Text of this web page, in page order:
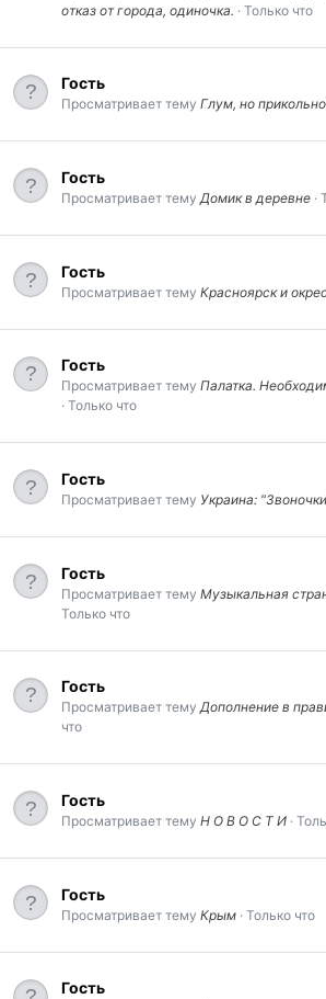
отказ от города, одиночка.
Только что
Гость
Просматривает тему Глум, но
Гость
Просматривает темуДомик в деревне
Гость
Просматривает тему Красноярск и
Гость
Просматривает тему Палатка.
Только что
Гость
Просматривает тему Украина:
Гость
Просматривает тему Музыкальная
Только что
Гость
Просматривает темуДополнение в
что
Гость
Просматривает тему Н О В О С Т И
Гость
Просматривает тему Крым Только что
Гость